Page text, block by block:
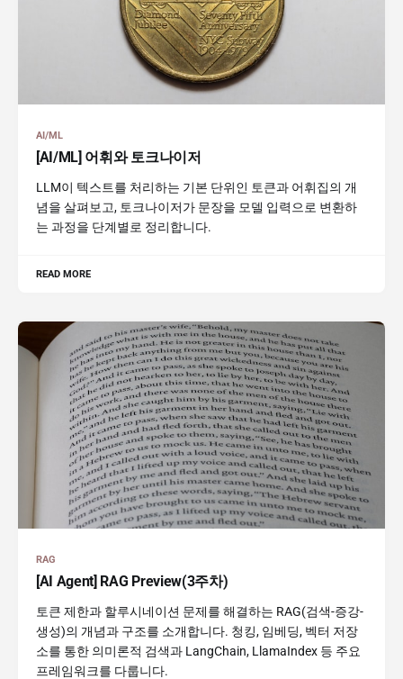
AI/ML
[AI/ML] 어휘와 토크나이저
LLM이 텍스트를 처리하는 기본 단위인 토큰과 어휘집의 개
념을 살펴보고, 토크나이저가 문장을 모델 입력으로 변환하
는 과정을 단계별로 정리합니다.
READ MORE
RAG
[AI Agent] RAG Preview(3주차)
토큰 제한과 할루시네이션 문제를 해결하는 RAG(검색-증강-
생성)의 개념과 구조를 소개합니다. 청킹, 임베딩, 벡터 저장
소를 통한 의미론적 검색과 LangChain, LlamaIndex 등 주요
프레임워크를 다룹니다.